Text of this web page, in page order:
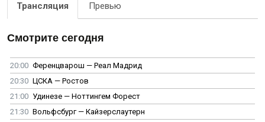
Трансляция Превью
Смотрите сегодня
20:00 Ференцварош — Реал Мадрид
20:30 ЦСКА — Ростов
21:00 Удинезе — Ноттингем Форест
21:30 Вольфсбург — Кайзерслаутерн